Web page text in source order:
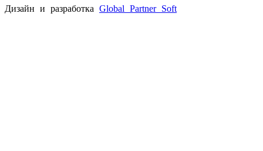
Дизайн и разработка Global Partner Soft